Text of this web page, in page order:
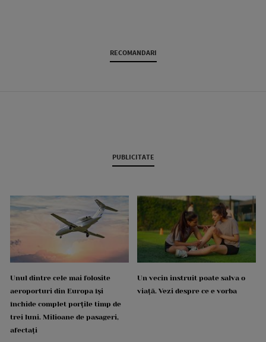
RECOMANDARI
PUBLICITATE
Unul dintre cele mai folosite
aeroporturi din Europa își
închide complet porțile timp de
trei luni. Milioane de pasageri,
afectați
Un vecin instruit poate salva o
viață. Vezi despre ce e vorba